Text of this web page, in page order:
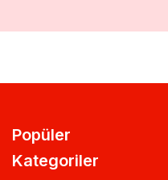
Popüler
Kategoriler